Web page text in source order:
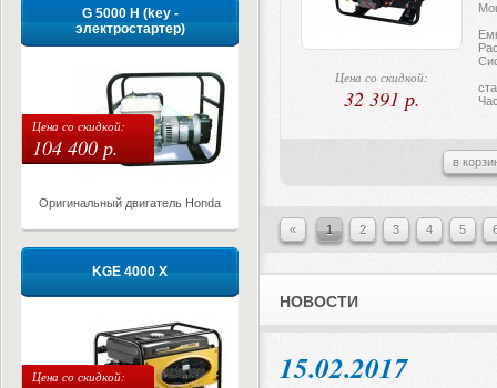
G 5000 H (key -
электростартер)
Цена со скидкой:
104 400 р.
Оригинальный двигатель Honda
KGE 4000 X
Цена со скидкой:
Цена со скидкой:
32 391 р.
в
« 1 2 3 4 5
НОВОСТИ
15.02.2017